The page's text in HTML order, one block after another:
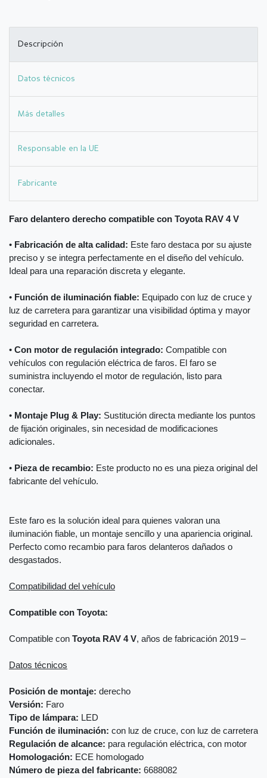
Descripción
Datos técnicos
Más detalles
Responsable en la UE
Fabricante
Faro delantero derecho compatible con Toyota RAV 4 V
• Fabricación de alta calidad: Este faro destaca por su ajuste
preciso y se integra perfectamente en el diseño del vehículo.
Ideal para una reparación discreta y elegante.
• Función de iluminación fiable: Equipado con luz de cruce y
luz de carretera para garantizar una visibilidad óptima y mayor
seguridad en carretera.
• Con motor de regulación integrado: Compatible con
vehículos con regulación eléctrica de faros. El faro se
suministra incluyendo el motor de regulación, listo para
conectar.
• Montaje Plug & Play: Sustitución directa mediante los puntos
de fijación originales, sin necesidad de modificaciones
adicionales.
• Pieza de recambio: Este producto no es una pieza original del
fabricante del vehículo.
Este faro es la solución ideal para quienes valoran una
iluminación fiable, un montaje sencillo y una apariencia original.
Perfecto como recambio para faros delanteros dañados o
desgastados.
Compatibilidad del vehículo
Compatible con Toyota:
Compatible con Toyota RAV 4 V, años de fabricación 2019 –
Datos técnicos
Posición de montaje: derecho
Versión: Faro
Tipo de lámpara: LED
Función de iluminación: con luz de cruce, con luz de carretera
Regulación de alcance: para regulación eléctrica, con motor
Homologación: ECE homologado
Número de pieza del fabricante: 6688082